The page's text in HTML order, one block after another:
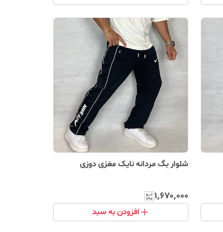
شلوار بگ مردانه نایک مغزی دوزی
۱٬۶۷۰٬۰۰۰
افزودن به سبد